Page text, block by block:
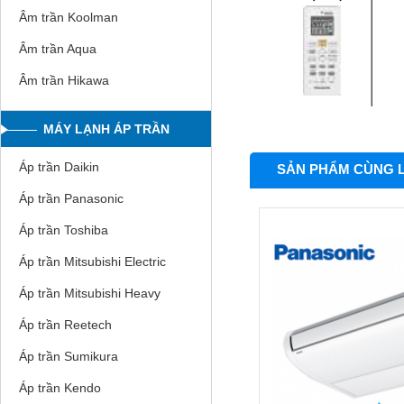
SẢN PHẨM CÙNG
Âm trần Koolman
Âm trần Aqua
Âm trần Hikawa
MÁY LẠNH ÁP TRẦN
Áp trần Daikin
Áp trần Panasonic
Áp trần Toshiba
Áp trần Mitsubishi Electric
Áp trần Mitsubishi Heavy
Áp trần Reetech
Áp trần Sumikura
Áp trần Kendo